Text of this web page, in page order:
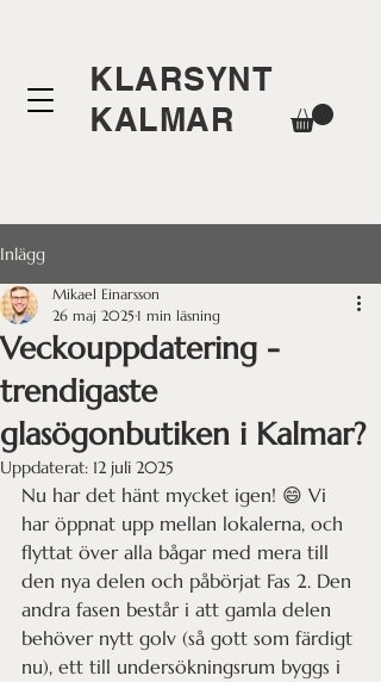
KLARSYNT
KALMAR
Inlägg
Veckouppdatering -
trendigaste
glasögonbutiken i Kalmar?
Mikael Einarsson
26 maj 2025 1 min läsning
Uppdaterat: 12 juli 2025
Nu har det hänt mycket igen! 😄 Vi
har öppnat upp mellan lokalerna, och
flyttat över alla bågar med mera till
den nya delen och påbörjat Fas 2. Den
andra fasen består i att gamla delen
behöver nytt golv (så gott som färdigt
nu), ett till undersökningsrum byggs i